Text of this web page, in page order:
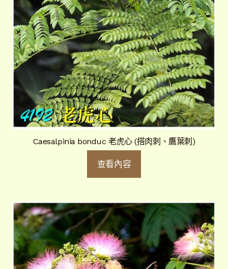
Caesalpinia bonduc 老虎心 (搭肉刺、鷹葉刺)
查看內容